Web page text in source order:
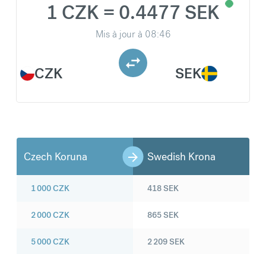
CZK
1 CZK = 0.4477 SEK
Mis à jour à 08:46
SEK
Czech Koruna Swedish Krona
1 000CZK
2 000CZK
5 000CZK
418SEK
865SEK
2 209SEK